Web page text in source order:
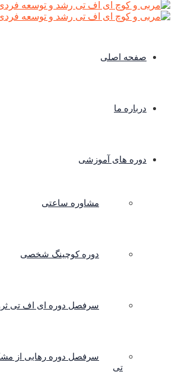
صفحه اصلی
درباره ما
دوره های آموزشی
مشاوره ساعتی
دوره کوچینگ شخصی
سرفصل دوره ای اف تی
سرفصل دوره رهایی از
تی